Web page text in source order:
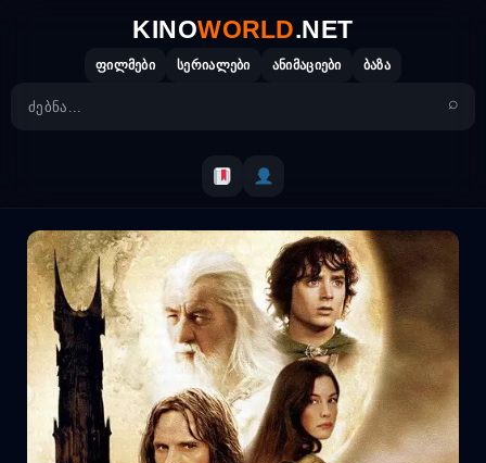
KINOWORLD.NET
ფილმები სერიალები ანიმაციები ბაზა